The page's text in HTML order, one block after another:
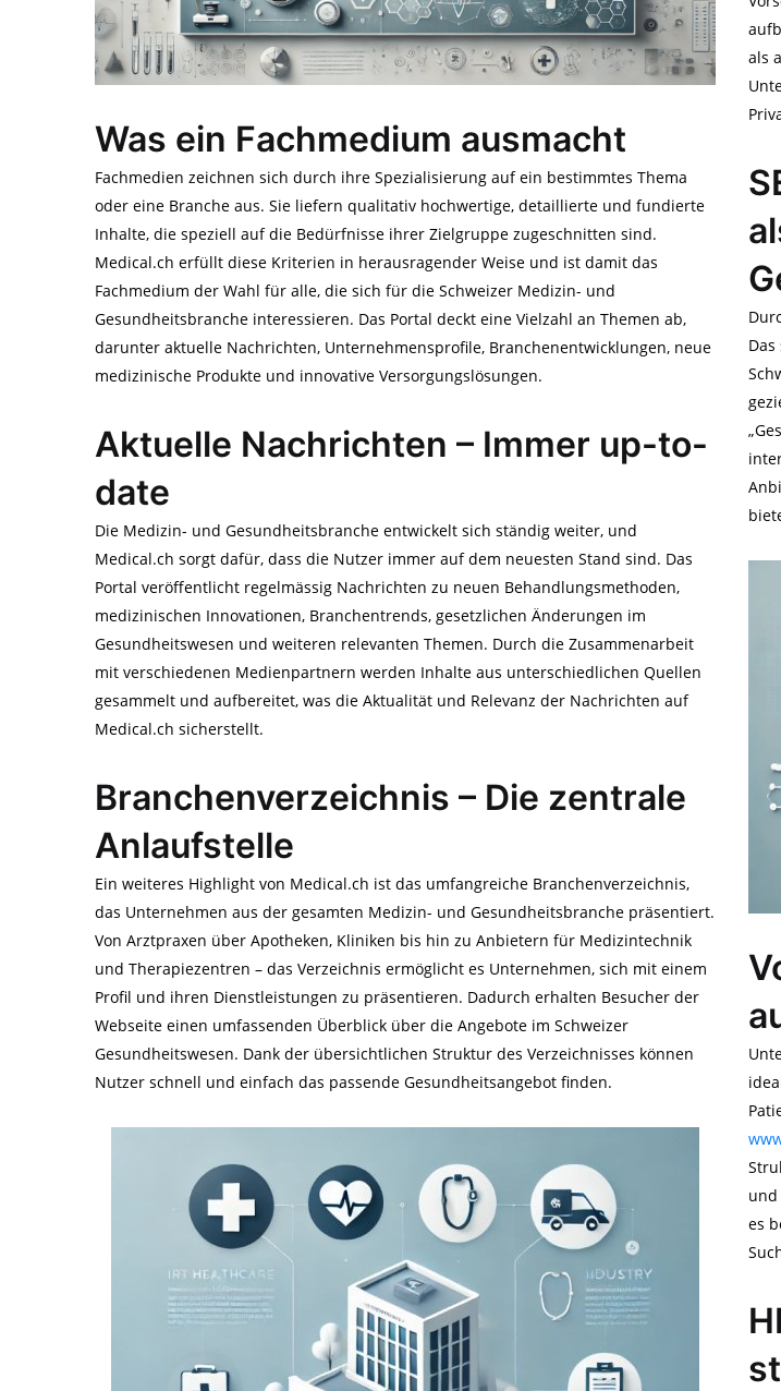
Was ein Fachmedium ausmacht
Fachmedien zeichnen sich durch ihre Spezialisierung auf ein bestimmtes Thema
oder eine Branche aus. Sie liefern qualitativ hochwertige, detaillierte und fundierte
Inhalte, die speziell auf die Bedürfnisse ihrer Zielgruppe zugeschnitten sind.
Medical.ch erfüllt diese Kriterien in herausragender Weise und ist damit das
Fachmedium der Wahl für alle, die sich für die Schweizer Medizin- und
Gesundheitsbranche interessieren. Das Portal deckt eine Vielzahl an Themen ab,
darunter aktuelle Nachrichten, Unternehmensprofile, Branchenentwicklungen, neue
medizinische Produkte und innovative Versorgungslösungen.
Aktuelle Nachrichten – Immer up-to-
date
Die Medizin- und Gesundheitsbranche entwickelt sich ständig weiter, und
Medical.ch sorgt dafür, dass die Nutzer immer auf dem neuesten Stand sind. Das
Portal veröffentlicht regelmässig Nachrichten zu neuen Behandlungsmethoden,
medizinischen Innovationen, Branchentrends, gesetzlichen Änderungen im
Gesundheitswesen und weiteren relevanten Themen. Durch die Zusammenarbeit
mit verschiedenen Medienpartnern werden Inhalte aus unterschiedlichen Quellen
gesammelt und aufbereitet, was die Aktualität und Relevanz der Nachrichten auf
Medical.ch sicherstellt.
Branchenverzeichnis – Die zentrale
Anlaufstelle
Ein weiteres Highlight von Medical.ch ist das umfangreiche Branchenverzeichnis,
das Unternehmen aus der gesamten Medizin- und Gesundheitsbranche präsentiert.
Von Arztpraxen über Apotheken, Kliniken bis hin zu Anbietern für Medizintechnik
und Therapiezentren – das Verzeichnis ermöglicht es Unternehmen, sich mit einem
Profil und ihren Dienstleistungen zu präsentieren. Dadurch erhalten Besucher der
Webseite einen umfassenden Überblick über die Angebote im Schweizer
Gesundheitswesen. Dank der übersichtlichen Struktur des Verzeichnisses können
Nutzer schnell und einfach das passende Gesundheitsangebot finden.
als
und
es